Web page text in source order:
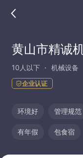
黄山市精诚
10人以下 机械设备
企业认证
环境好 管理规范
有年假 包食宿